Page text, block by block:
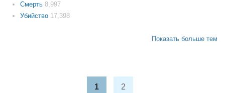
Смерть 8,997
Убийство 17,398
Показать больше тем
1 2